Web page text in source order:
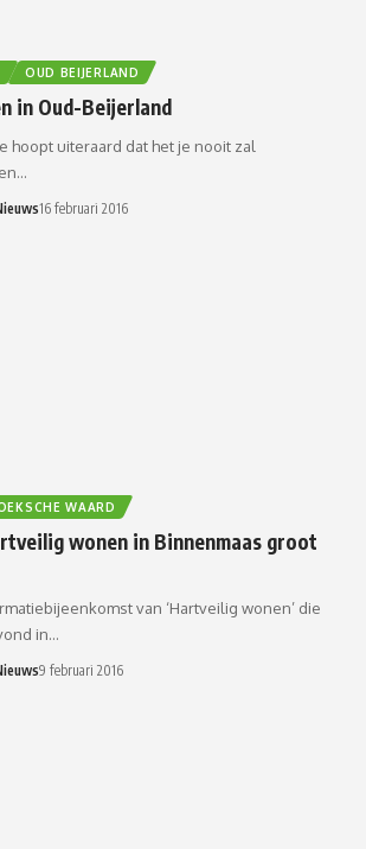
OUD BEIJERLAND
in Oud-Beijerland
hoopt uiteraard dat het je nooit zal
16 februari 2016
WAARD
wonen in Binnenmaas groot
van ‘Hartveilig wonen’ die
in…
9 februari 2016